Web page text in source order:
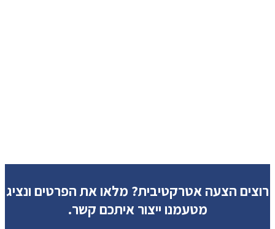
רוצים הצעה אטרקטיבית? מלאו את הפרטים ונציג
מטעמנו ייצור איתכם קשר.